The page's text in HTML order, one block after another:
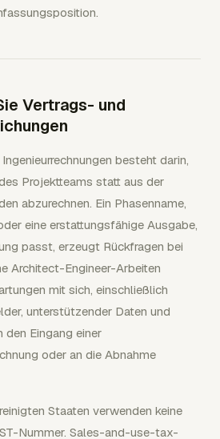
Vertrags- und
besteht darin,
Projektteams statt aus der
abzurechnen. Ein Phasenname,
eine erstattungsfähige Ausgabe,
passt, erzeugt Rückfragen bei
Architect-Engineer-Arbeiten
mit sich, einschließlich
unterstützender Daten und
den Eingang einer
oder an die Abnahme
Staaten verwenden keine
Nummer. Sales-and-use-tax-